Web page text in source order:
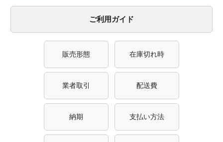
ご利用ガイド
販売形態 在庫切れ時
業者取引 配送費
納期 支払い方法